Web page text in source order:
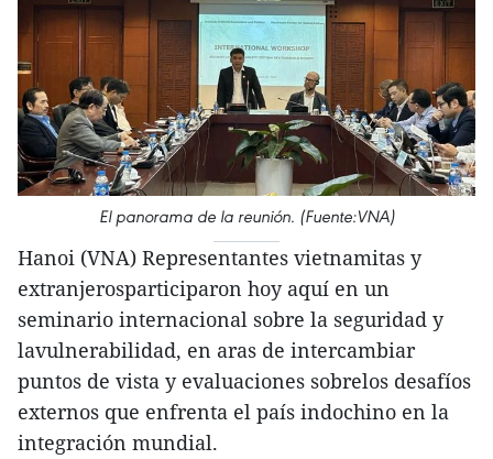
El panorama de la reunión. (Fuente:VNA)
Hanoi (VNA) Representantes vietnamitas y
extranjerosparticiparon hoy aquí en un
seminario internacional sobre la seguridad y
lavulnerabilidad, en aras de intercambiar
puntos de vista y evaluaciones sobrelos desafíos
externos que enfrenta el país indochino en la
integración mundial.